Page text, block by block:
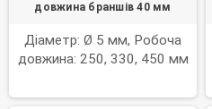
довжина браншів 40 мм
Діаметр: Ø 5 мм, Робоча
довжина: 250, 330, 450 мм